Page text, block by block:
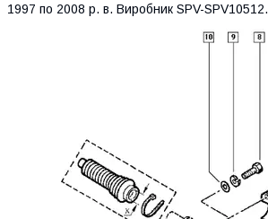
1997 по 2008 р. в. Виробник SPV-SPV10512.